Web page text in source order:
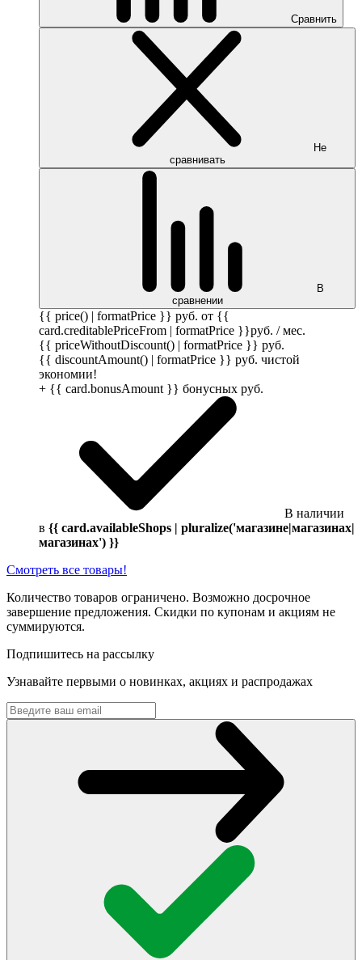
Сравнить
Не
сравнивать
В
сравнении
{{ price() | formatPrice }} руб. от {{
card.creditablePriceFrom | formatPrice }}руб. / мес.
{{ priceWithoutDiscount() | formatPrice }} руб.
{{ discountAmount() | formatPrice }} руб. чистой
экономии!
+ {{ card.bonusAmount }} бонусных руб.
В наличии
в {{ card.availableShops | pluralize('магазине|магазинах|
магазинах') }}
Смотреть все товары!
Количество товаров ограничено. Возможно досрочное
завершение предложения. Скидки по купонам и акциям не
суммируются.
Подпишитесь на рассылку
Узнавайте первыми о новинках, акциях и распродажах